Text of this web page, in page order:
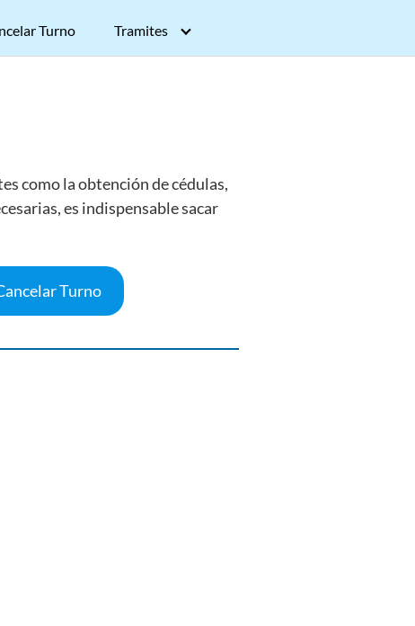
Turno Tramites
como la obtención de cédulas,
es indispensable sacar
Turno